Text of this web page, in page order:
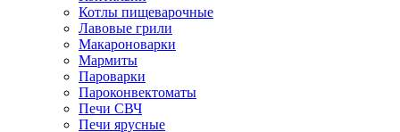
Котлы пищеварочные
Лавовые грили
Макароноварки
Мармиты
Пароварки
Пароконвектоматы
Печи СВЧ
Печи ярусные